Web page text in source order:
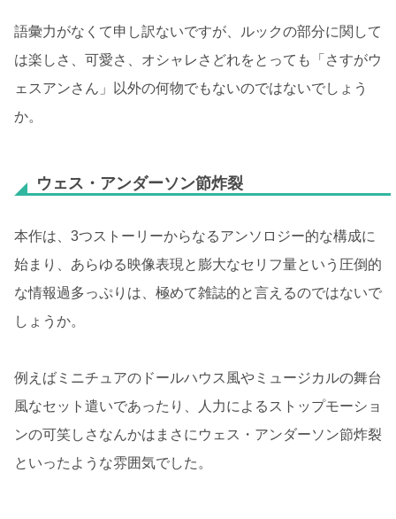
語彙力がなくて申し訳ないですが、ルックの部分に関して
は楽しさ、可愛さ、オシャレさどれをとっても「さすがウ
ェスアンさん」以外の何物でもないのではないでしょう
か。
ウェス・アンダーソン節炸裂
本作は、3つストーリーからなるアンソロジー的な構成に
始まり、あらゆる映像表現と膨大なセリフ量という圧倒的
な情報過多っぷりは、極めて雑誌的と言えるのではないで
しょうか。
例えばミニチュアのドールハウス風やミュージカルの舞台
風なセット遣いであったり、人力によるストップモーショ
ンの可笑しさなんかはまさにウェス・アンダーソン節炸裂
といったような雰囲気でした。